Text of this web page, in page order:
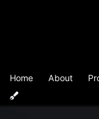
Home About